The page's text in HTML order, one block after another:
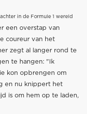
in de Formule 1 wereld
een overstap van
coureur van het
zegt al langer rond te
te hangen: "Ik
kon opbrengen om
en nu knippert het
is om hem op te laden,